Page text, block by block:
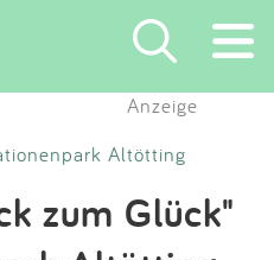
×
Anzeige
Altötting
zum Glück"